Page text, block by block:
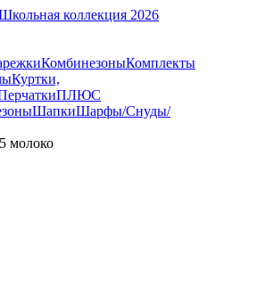
коллекция 2026
КомбинезоныКомплекты
Куртки,
ПЛЮС
ШапкиШарфы/Снуды/
молоко